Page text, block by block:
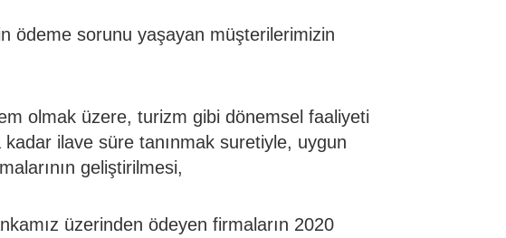
ödeme sorunu yaşayan müşterilerimizin
olmak üzere, turizm gibi dönemsel faaliyeti
ilave süre tanınmak suretiyle, uygun
geliştirilmesi,
üzerinden ödeyen firmaların 2020